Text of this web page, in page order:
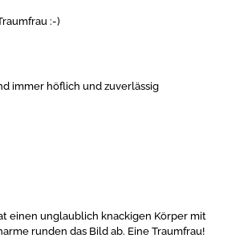
:-)
immer höflich und zuverlässig
einen unglaublich knackigen Körper mit
runden das Bild ab. Eine Traumfrau!